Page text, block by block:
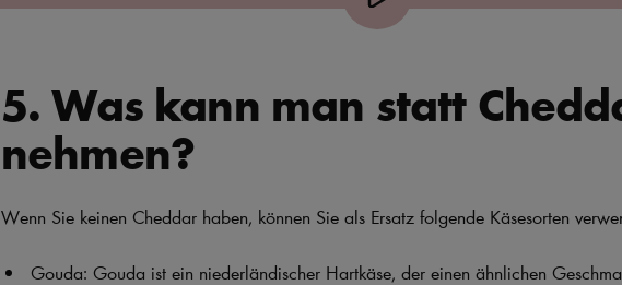
5. Was kann man statt
nehmen?
Wenn Sie keinen Cheddar haben, können Sie als Ersatz folgende Käsesorten
Gouda: Gouda ist ein niederländischer Hartkäse, der einen ähnlichen